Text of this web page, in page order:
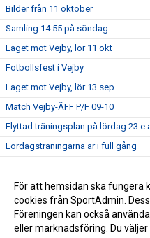
Bilder från 11 oktober
Samling 14:55 på söndag
Laget mot Vejby, lör 11 okt
Fotbollsfest i Vejby
Laget mot Vejby, lör 13 sep
Match Vejby-ÄFF P/F 09-10
Flyttad träningsplan på lördag 23:e
Lördagsträningarna är i full gång
Ändrad träningstid
P/F09-10 spelar fotboll
För att hemsidan ska fungera
cookies från SportAdmin.
Föreningen kan också
eller marknadsföring. Du